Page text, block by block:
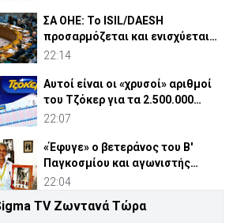
ΣΑ ΟΗΕ: Το ISIL/DAESH
προσαρμόζεται και ενισχύεται
στην Αφρική - Πώς απειλεί
22:14
Αυτοί είναι οι «χρυσοί» αριθμοί
του Τζόκερ για τα 2.500.000
ευρώ
22:07
«Έφυγε» ο βετεράνος του Β'
Παγκοσμίου και αγωνιστής
ΕΟΚΑ, Παύλος Μ. Κασάπης
22:04
«Όχι» 9 χωρών σε ισχυρισμό
TV Ζωντανά Τώρα